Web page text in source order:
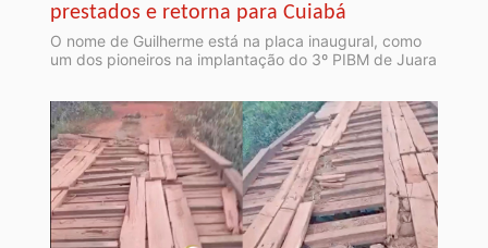
prestados e retorna para Cuiabá
O nome de Guilherme está na placa inaugural, como
um dos pioneiros na implantação do 3º PIBM de Juara